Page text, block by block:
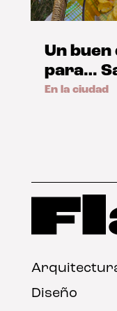
Un buen
para…
En la ciudad
Diseño